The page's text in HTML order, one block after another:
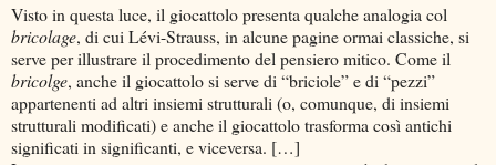
Visto in questa luce, il giocattolo presenta qualche analogia col
bricolage, di cui Lévi-Strauss, in alcune pagine ormai classiche, si
serve per illustrare il procedimento del pensiero mitico. Come il
bricolge, anche il giocattolo si serve di “briciole” e di “pezzi”
appartenenti ad altri insiemi strutturali (o, comunque, di insiemi
strutturali modificati) e anche il giocattolo trasforma così antichi
significati in significanti, e viceversa. […]